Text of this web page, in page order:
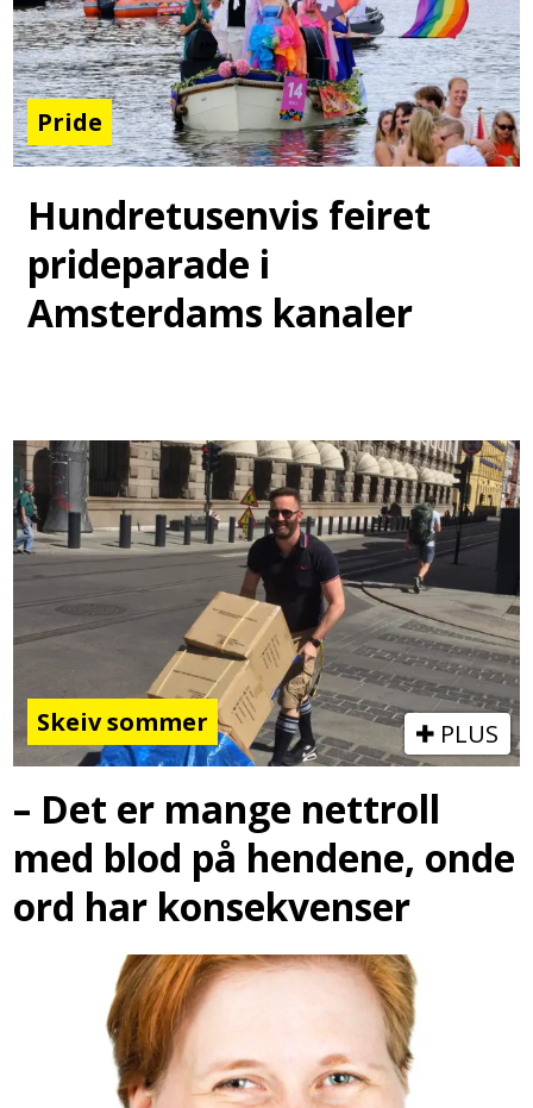
Pride
Hundretusenvis feiret
prideparade i
Amsterdams kanaler
Skeiv sommer PLUS
– Det er mange nettroll
med blod på hendene, onde
ord har konsekvenser